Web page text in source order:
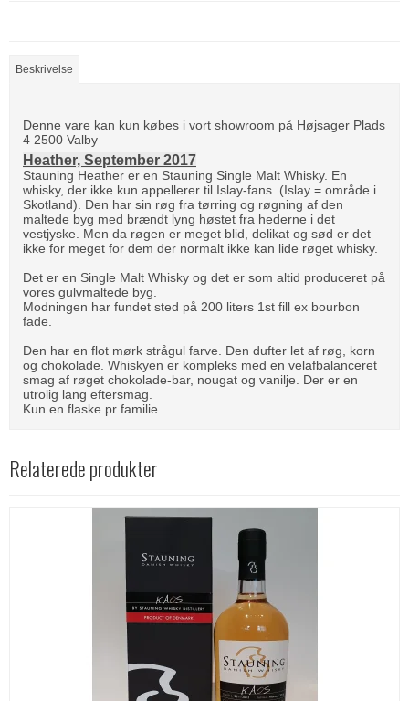
Beskrivelse
Denne vare kan kun købes i vort showroom på Højsager Plads
4 2500 Valby
Heather, September 2017
Stauning Heather er en Stauning Single Malt Whisky. En
whisky, der ikke kun appellerer til Islay-fans. (Islay = område i
Skotland). Den har sin røg fra tørring og røgning af den
maltede byg med brændt lyng høstet fra hederne i det
vestjyske. Men da røgen er meget blid, delikat og sød er det
ikke for meget for dem der normalt ikke kan lide røget whisky.
Det er en Single Malt Whisky og det er som altid produceret på
vores gulvmaltede byg.
Modningen har fundet sted på 200 liters 1st fill ex bourbon
fade.
Den har en flot mørk strågul farve. Den dufter let af røg, korn
og chokolade. Whiskyen er kompleks med en velafbalanceret
smag af røget chokolade-bar, nougat og vanilje. Der er en
utrolig lang eftersmag.
Kun en flaske pr familie.
Relaterede produkter